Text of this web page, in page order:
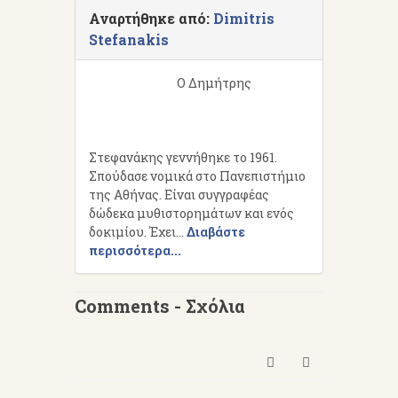
Αναρτήθηκε από: Dimitris
Stefanakis
Ο Δημήτρης
Στεφανάκης γεννήθηκε το 1961.
Σπούδασε νομικά στο Πανεπιστήμιο
της Αθήνας. Είναι συγγραφέας
δώδεκα μυθιστορημάτων και ενός
δοκιμίου. Έχει... Διαβάστε
περισσότερα...
Comments - Σχόλια